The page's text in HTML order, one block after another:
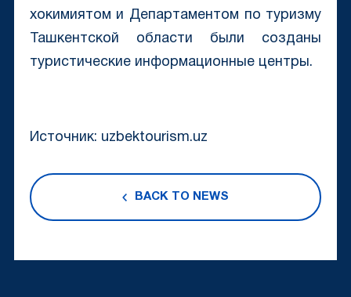
хокимиятом и Департаментом по туризму
Ташкентской области были созданы
туристические информационные центры.
Источник: uzbektourism.uz
BACK TO NEWS